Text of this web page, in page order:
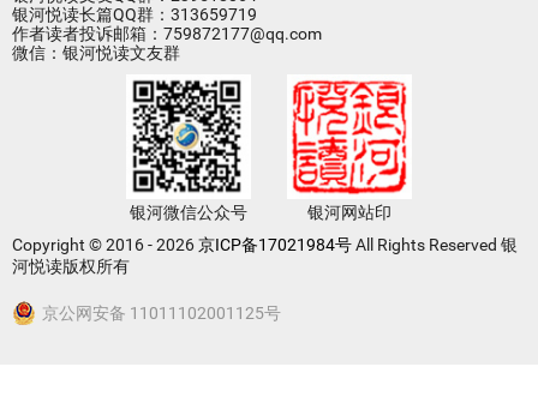
银河悦读长篇QQ群：313659719
作者读者投诉邮箱：759872177@qq.com
微信：银河悦读文友群
银河微信公众号
银河网站印
Copyright © 2016 - 2026京ICP备17021984号All Rights Reserved 银
河悦读版权所有
京公网安备 11011102001125号